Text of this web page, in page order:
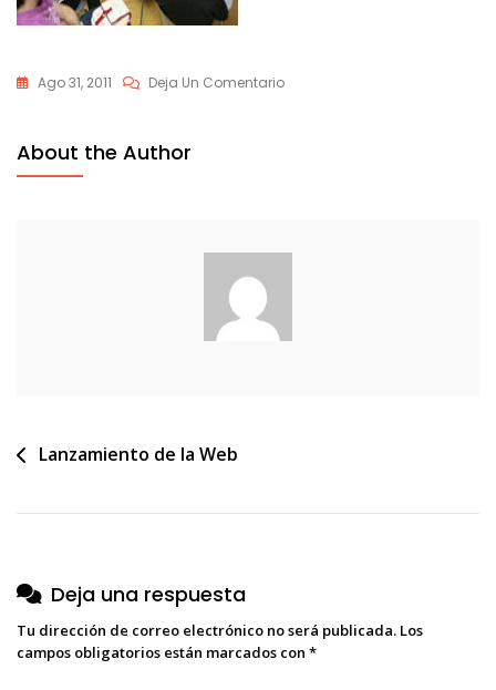
Ago 31, 2011 Deja Un ComentarioEn
About the Author
Navegación
entradas
Lanzamiento de la Web
Deja una respuesta
Tu dirección de correo electrónico no será publicada. Los
campos obligatorios están marcados con *